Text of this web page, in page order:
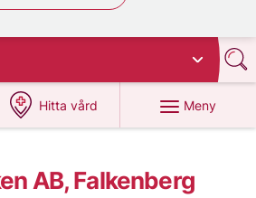
Hitta vård
på 1177.se
Meny
AB, Falkenberg